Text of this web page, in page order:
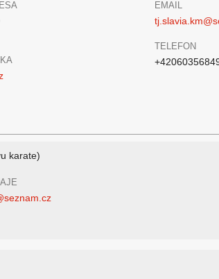
EMAIL
TELEFON
karate)